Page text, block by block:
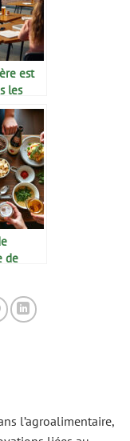
est
les
de
l’agroalimentaire,